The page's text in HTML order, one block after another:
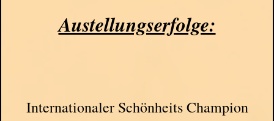
Austellungserfolge:
Internationaler Schönheits Champion